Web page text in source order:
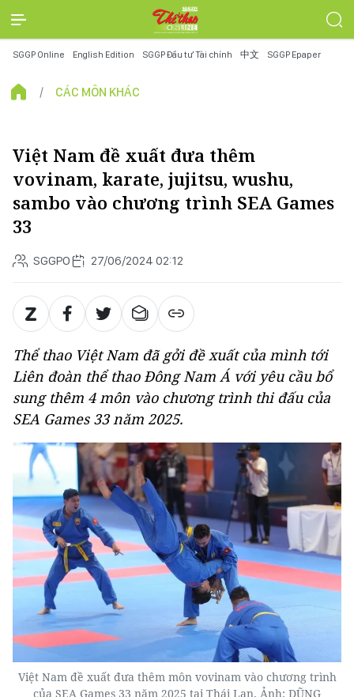
SGGP Online English Edition SGGP Đầu tư Tài chính 中文 SGGP Epaper
CÁC MÔN KHÁC
Việt Nam đề xuất đưa thêm
vovinam, karate, jujitsu, wushu,
sambo vào chương trình SEA Games
33
SGGPO 27/06/2024 02:12
Thể thao Việt Nam đã gởi đề xuất của mình tới
Liên đoàn thể thao Đông Nam Á với yêu cầu bổ
sung thêm 4 môn vào chương trình thi đấu của
SEA Games 33 năm 2025.
Việt Nam đề xuất đưa thêm môn vovinam vào chương trình
của SEA Games 33 năm 2025 tại Thái Lan. Ảnh: DŨNG